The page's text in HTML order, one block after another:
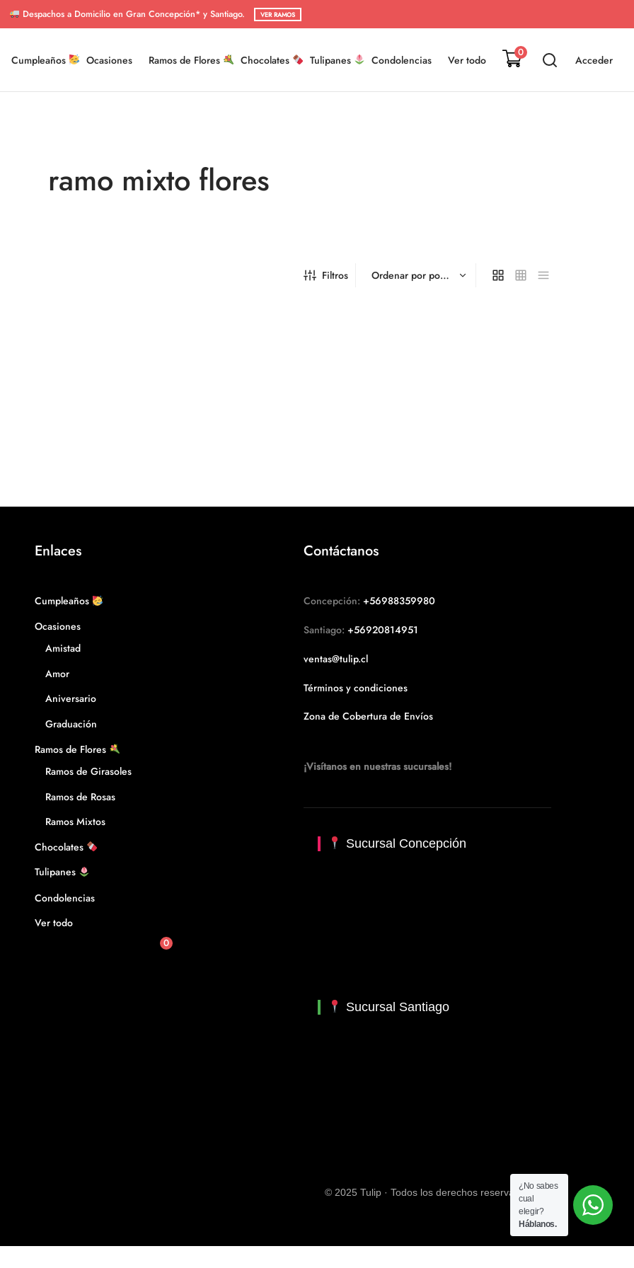
Despachos a Domicilio en Gran Concepción* y Santiago. VER RAMOS
Cumpleaños Ocasiones Ramos de Flores Chocolates Tulipanes Condolencias Ver todo
0
Acceder
ramo mixto flores
Filtros
Enlaces
Cumpleaños
Ocasiones
Amistad
Amor
Aniversario
Graduación
Ramos de Flores
Ramos de Girasoles
Ramos de Rosas
Ramos Mixtos
Chocolates
Tulipanes
Condolencias
Ver todo
0
Contáctanos
Concepción: +56988359980
Santiago: +56920814951
ventas@tulip.cl
Términos y condiciones
Zona de Cobertura de Envíos
¡Visítanos en nuestras sucursales!
Sucursal Concepción
Sucursal Santiago
© 2025 Tulip · Todos los derechos reservados
¿No sabes
cual
elegir?
Háblanos.